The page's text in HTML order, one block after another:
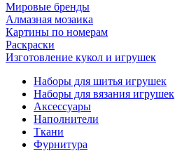
Мировые бренды
Алмазная мозаика
Картины по номерам
Раскраски
Изготовление кукол и игрушек
Наборы для шитья игрушек
Наборы для вязания игрушек
Аксессуары
Наполнители
Ткани
Фурнитура